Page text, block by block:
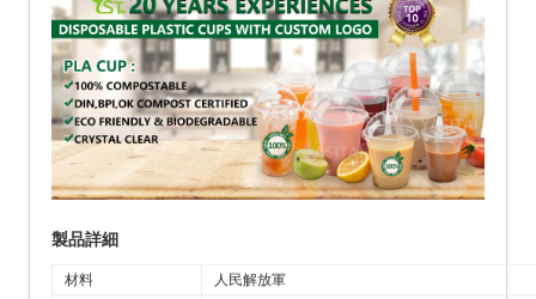
製品詳細
材料
人民解放軍